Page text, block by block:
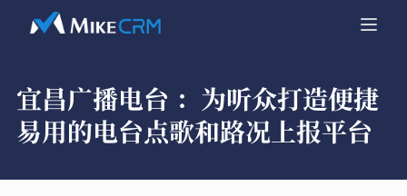
宜昌广播电台 ： 为听众打造便捷
易用的电台点歌和路况上报平台